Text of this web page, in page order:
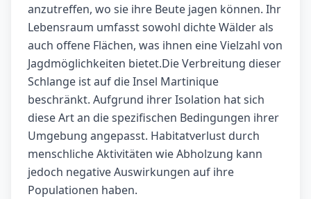
anzutreffen, wo sie ihre Beute jagen können. Ihr
Lebensraum umfasst sowohl dichte Wälder als
auch offene Flächen, was ihnen eine Vielzahl von
Jagdmöglichkeiten bietet.Die Verbreitung dieser
Schlange ist auf die Insel Martinique
beschränkt. Aufgrund ihrer Isolation hat sich
diese Art an die spezifischen Bedingungen ihrer
Umgebung angepasst. Habitatverlust durch
menschliche Aktivitäten wie Abholzung kann
jedoch negative Auswirkungen auf ihre
Populationen haben.